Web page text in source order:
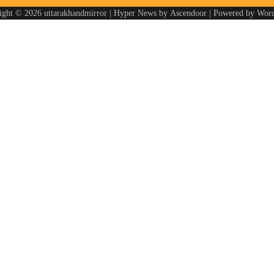
© 2026 uttarakhandmirror | Hyper News by Ascendoor | Powered by